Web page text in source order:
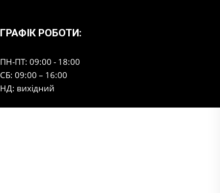
ГРАФІК РОБОТИ:
ПН-ПТ: 09:00 - 18:00
СБ: 09:00 – 16:00
НД: вихідний